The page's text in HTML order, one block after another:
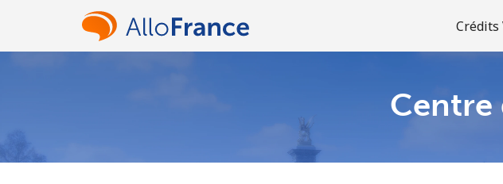
Crédits
Centre